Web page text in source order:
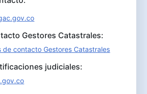
Gestores Catastrales:
de contacto Gestores Catastrales
judiciales: